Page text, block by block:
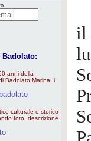
Badolato:
anni della
Badolato Marina, i
culturale e storico
foto, descrizione
il